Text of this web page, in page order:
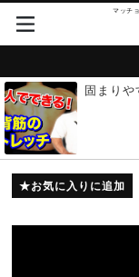
マッチ
固まり
お気に入りに追加